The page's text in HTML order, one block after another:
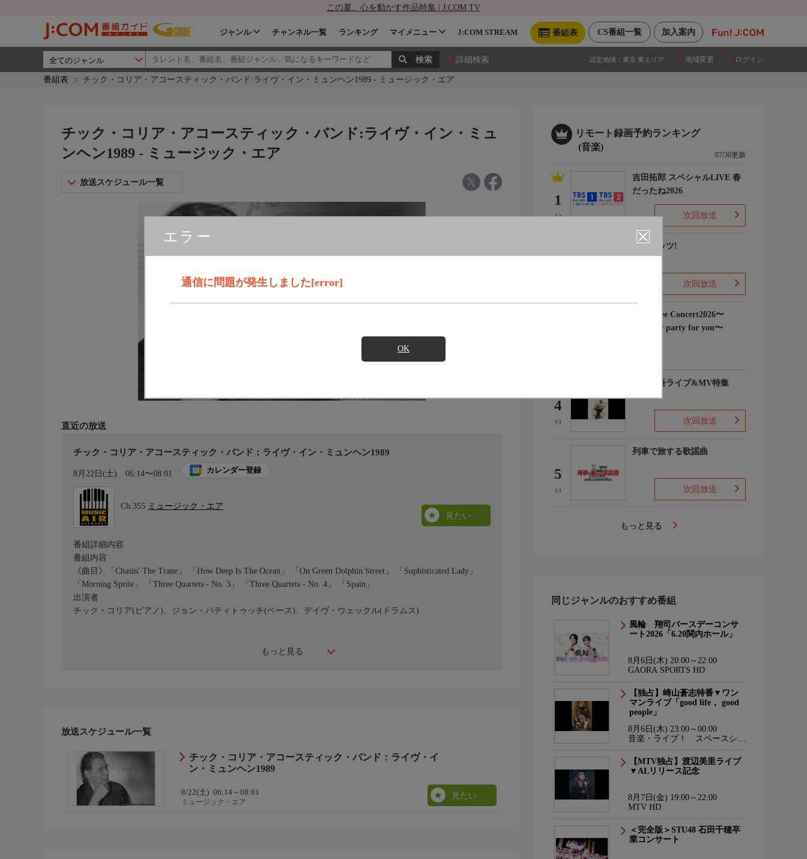
この夏、心を動かす作品特集 | J:COM TV
加入案内
CS番組一覧
番組表
ジャンル チャンネル一覧 ランキング マイメニュー J:COM STREAM
詳細検索 設定地域： 東京 東エリア 地域変更 ログイン
番組表 チック・コリア・アコースティック・バンド:ライヴ・イン・ミュンヘン1989 - ミュージック・エア
エラー
通信に問題が発生しました[error]
OK
チック・コリア・アコースティック・バンド:ライヴ・イン・ミュ
ンヘン1989 - ミュージック・エア
放送スケジュール一覧
直近の放送
チック・コリア・アコースティック・バンド：ライヴ・イン・ミュンヘン1989
8月22日(土) 06:14〜08:01 カレンダー登録
Ch.355 ミュージック・エア
見たい
もっと見る
番組詳細内容
番組内容
《曲目》「Chasin' The Trane」 「How Deep Is The Ocean」 「On Green Dolphin Street」 「Sophisticated Lady」
「Morning Sprite」 「Three Quartets - No. 3」 「Three Quartets - No. 4」 「Spain」
出演者
チック・コリア(ピアノ)、ジョン・パティトゥッチ(ベース)、デイヴ・ウェックル(ドラムス)
放送スケジュール一覧
チック・コリア・アコースティック・バンド：ライヴ・イ
ン・ミュンヘン1989
8/22(土) 06:14～08:01
ミュージック・エア
見たい
リモート録画予約ランキング
(音楽)
07/30更新
1
(-)
吉田拓郎 スペシャルLIVE 春
だったね2026
次回放送
ナウヒッツ!
次回放送
Rain Tree Concert2026〜
Summer party for you〜
4
(-)
浜田省吾ライブ&MV特集
次回放送
5
(-)
列車で旅する歌謡曲
次回放送
もっと見る
同じジャンルのおすすめ番組
風輪 翔司バースデーコンサ
ート2026「6.20関内ホール」
8月6日(木) 20:00～22:00
GAORA SPORTS HD
【独占】崎山蒼志特番▼ワン
マンライブ「good life， good
people」
8月6日(木) 23:00～00:00
音楽・ライブ！ スペースシャ
【MTV独占】渡辺美里ライブ
▼ALリリース記念
8月7日(金) 19:00～22:00
MTV HD
＜完全版＞STU48 石田千穂卒
業コンサート